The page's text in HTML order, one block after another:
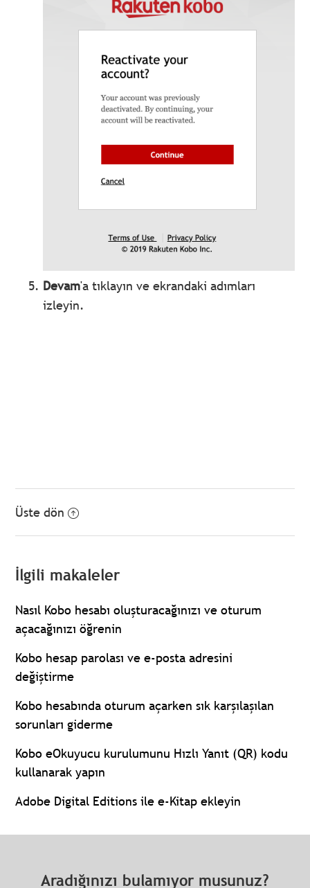
Devam'a tıklayın ve ekrandaki adımları
izleyin.
Üste dön
İlgili makaleler
Nasıl Kobo hesabı oluşturacağınızı ve oturum
açacağınızı öğrenin
Kobo hesap parolası ve e-posta adresini
değiştirme
Kobo hesabında oturum açarken sık karşılaşılan
sorunları giderme
Kobo eOkuyucu kurulumunu Hızlı Yanıt (QR) kodu
kullanarak yapın
Adobe Digital Editions ile e-Kitap ekleyin
Aradığınızı bulamıyor musunuz?